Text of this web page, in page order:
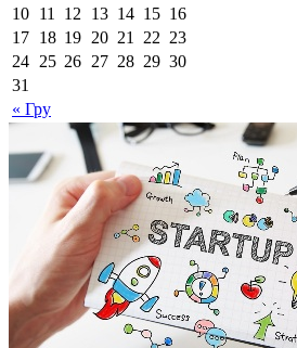
« Гру
10 11 12 13 14 15 16
17 18 19 20 21 22 23
24 25 26 27 28 29 30
31